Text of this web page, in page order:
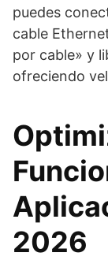
puedes
cable
por cable» y
ofreciendo
2026